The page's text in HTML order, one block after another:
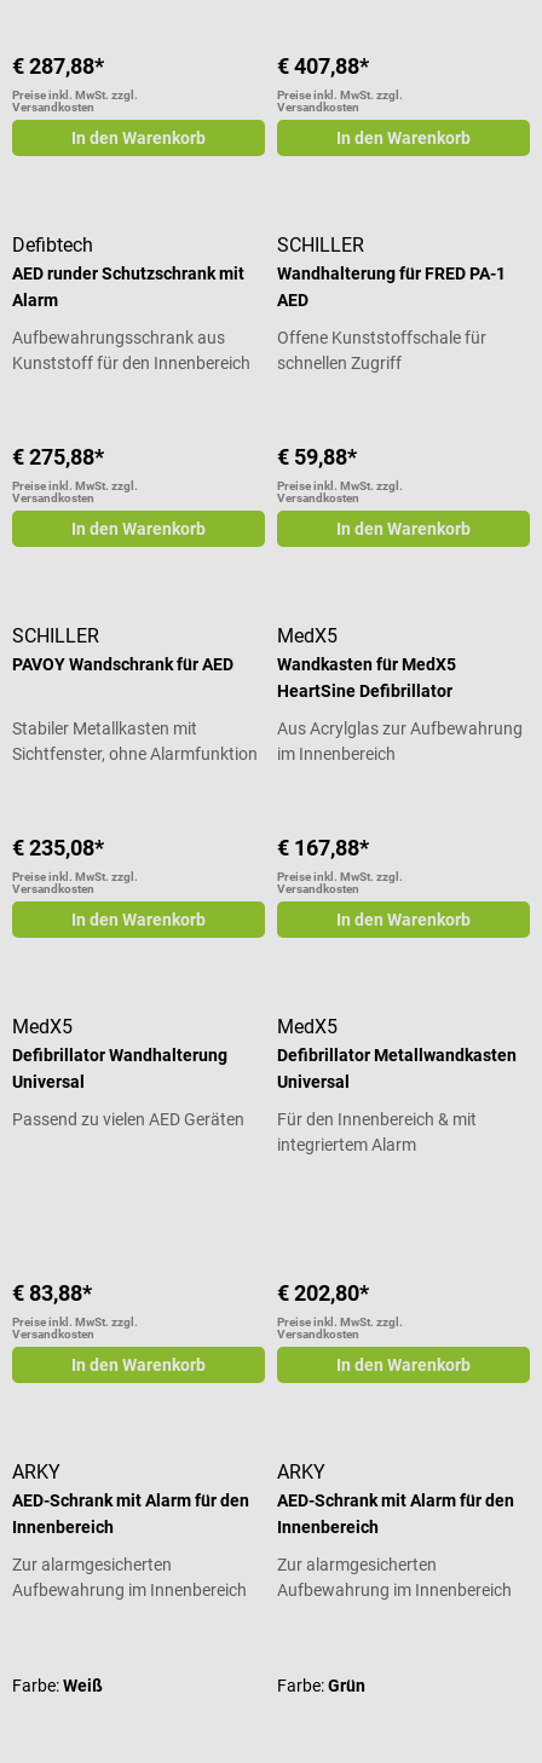
€ 287,88*
Preise inkl. MwSt. zzgl.
Versandkosten
In den Warenkorb
€ 407,88*
Preise inkl. MwSt. zzgl.
Versandkosten
In den Warenkorb
Defibtech
AED runder Schutzschrank mit
Alarm
Aufbewahrungsschrank aus
Kunststoff für den Innenbereich
€ 275,88*
Preise inkl. MwSt. zzgl.
Versandkosten
In den Warenkorb
SCHILLER
Wandhalterung für FRED PA-1
AED
Offene Kunststoffschale für
schnellen Zugriff
€ 59,88*
Preise inkl. MwSt. zzgl.
Versandkosten
In den Warenkorb
SCHILLER
PAVOY Wandschrank für AED
Stabiler Metallkasten mit
Sichtfenster, ohne Alarmfunktion
€ 235,08*
Preise inkl. MwSt. zzgl.
Versandkosten
In den Warenkorb
MedX5
Wandkasten für MedX5
HeartSine Defibrillator
Aus Acrylglas zur Aufbewahrung
im Innenbereich
€ 167,88*
Preise inkl. MwSt. zzgl.
Versandkosten
In den Warenkorb
MedX5
Defibrillator Wandhalterung
Universal
Passend zu vielen AED Geräten
€ 83,88*
Preise inkl. MwSt. zzgl.
Versandkosten
In den Warenkorb
MedX5
Defibrillator Metallwandkasten
Universal
Für den Innenbereich & mit
integriertem Alarm
€ 202,80*
Preise inkl. MwSt. zzgl.
Versandkosten
In den Warenkorb
ARKY
AED-Schrank mit Alarm für den
Innenbereich
Zur alarmgesicherten
Aufbewahrung im Innenbereich
Farbe:Weiß
ARKY
AED-Schrank mit Alarm für den
Innenbereich
Zur alarmgesicherten
Aufbewahrung im Innenbereich
Farbe:Grün